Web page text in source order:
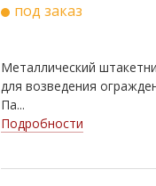
под заказ
Металлический
для возведения
Па...
Подробности